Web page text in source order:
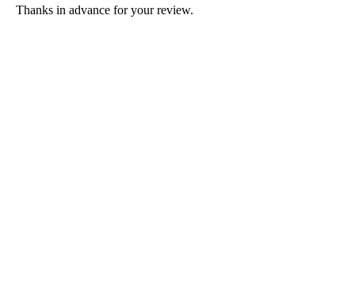
Thanks in advance for your review.